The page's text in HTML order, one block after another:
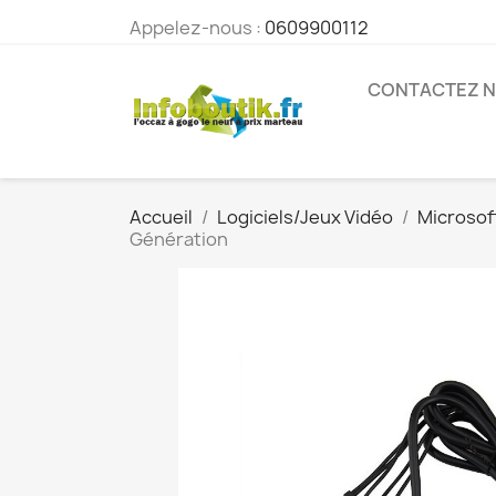
Appelez-nous : 0609900112
CONTACTEZ
Accueil Logiciels/Jeux Vidéo
Génération